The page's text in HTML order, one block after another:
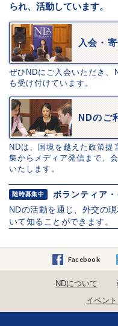
られ、活動しています。
入会・
ぜひNDにご入会いただき、
も受け付けています。
NDのご
NDは、国境を越えた政策提
集からメディア発信まで、
いたします。
随時募集中
ボランティア
NDの活動を通じ、外交の
いて知ることができます。
Facebook
NDについて
イベント